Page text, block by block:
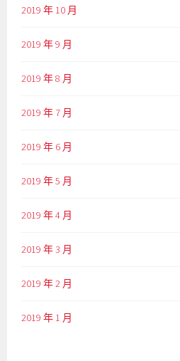
2019 年 10 月
2019 年 9 月
2019 年 8 月
2019 年 7 月
2019 年 6 月
2019 年 5 月
2019 年 4 月
2019 年 3 月
2019 年 2 月
2019 年 1 月